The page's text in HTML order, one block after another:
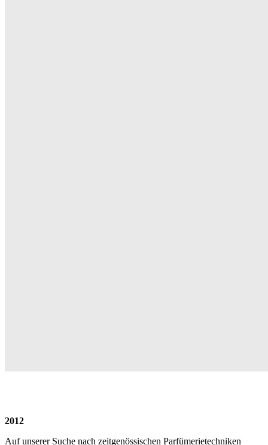
2012
Auf unserer Suche nach zeitgenössischen Parfümerietechniken